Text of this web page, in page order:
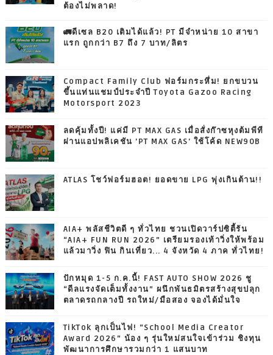
ต้องไม่พลาด!
🚛ดีเซล B20 เติมได้แล้ว! PT มีจำหน่าย 10 สาขา
แรก ถูกกว่า B7 ถึง 7 บาท/ลิตร
Compact Family Club ฟอร์มกระหึ่ม! ยกขบวน
ขึ้นแท่นแชมป์ประจำปี Toyota Gazoo Racing
Motorsport 2023
ลดคุ้มทั้งปี! แค่มี PT MAX GAS เมื่อสั่งก๊าซหุงต้มพีที
ผ่านแอปพลิเคชัน 'PT MAX GAS' ใช้โค้ด NEW90B
ATLAS โชว์ฟอร์มฮอต! ยอดขาย LPG พุ่งเกินต้าน!!
AIA+ พลัสชีวิตดี ๆ ทั่วไทย ชวนเปิดวาร์ปซิตี้รัน
“AIA+ FUN RUN 2026” เตรียมรองเท้าวิ่งให้พร้อม
แล้วมาวิ่ง ฟิน กินเที่ยว... 4 จังหวัด 4 ภาค ทั่วไทย!
ปักหมุด 1-5 ก.ค.นี้! FAST AUTO SHOW 2026 ชู
“ดีลแรงจัดเต็มทั้งงาน” ผนึกพันธมิตรสร้างสุขปลุก
ตลาดรถกลางปี รถใหม่/มือสอง จองได้มั่นใจ
TikTok ลุกเป็นไฟ! “School Media Creator
Award 2026” น้อง ๆ รุ่นใหม่สนใจเข้าร่วม ชิงทุน
พัฒนาการศึกษารวมกว่า 1 แสนบาท